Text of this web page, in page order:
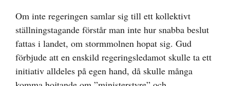
Om inte regeringen samlar sig till ett kollektivt
ställningstagande förstår man inte hur snabba beslut
fattas i landet, om stormmolnen hopat sig. Gud
förbjude att en enskild regeringsledamot skulle ta ett
initiativ alldeles på egen hand, då skulle många